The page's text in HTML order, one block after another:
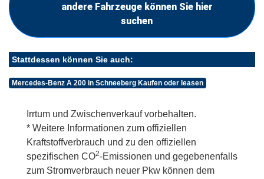
andere Fahrzeuge können Sie hier
suchen
Stattdessen können Sie auch:
Mercedes-Benz A 200 in Schneeberg Kaufen oder leasen
Irrtum und Zwischenverkauf vorbehalten.
* Weitere Informationen zum offiziellen
Kraftstoffverbrauch und zu den offiziellen
spezifischen CO2-Emissionen und gegebenenfalls
zum Stromverbrauch neuer Pkw können dem